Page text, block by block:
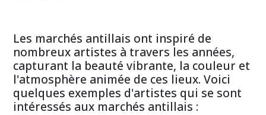
Les marchés antillais ont inspiré de
nombreux artistes à travers les années,
capturant la beauté vibrante, la couleur et
l'atmosphère animée de ces lieux. Voici
quelques exemples d'artistes qui se sont
intéressés aux marchés antillais :